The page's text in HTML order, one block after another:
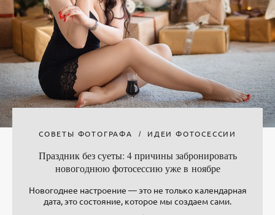
СОВЕТЫ ФОТОГРАФА ИДЕИ ФОТОСЕССИИ
Праздник без суеты: 4 причины забронировать
новогоднюю фотосессию уже в ноябре
Новогоднее настроение — это не только календарная
дата, это состояние, которое мы создаем сами.